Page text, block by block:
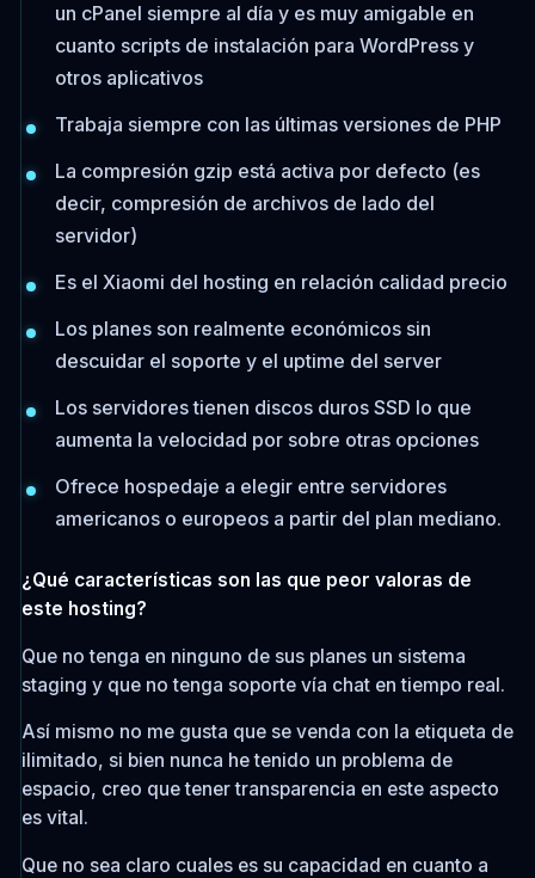
un cPanel siempre al día y es muy amigable en
cuanto scripts de instalación para WordPress y
otros aplicativos
Trabaja siempre con las últimas versiones de PHP
La compresión gzip está activa por defecto (es
decir, compresión de archivos de lado del
servidor)
Es el Xiaomi del hosting en relación calidad precio
Los planes son realmente económicos sin
descuidar el soporte y el uptime del server
Los servidores tienen discos duros SSD lo que
aumenta la velocidad por sobre otras opciones
Ofrece hospedaje a elegir entre servidores
americanos o europeos a partir del plan mediano.
¿Qué características son las que peor valoras de
este hosting?
Que no tenga en ninguno de sus planes un sistema
staging y que no tenga soporte vía chat en tiempo real.
Así mismo no me gusta que se venda con la etiqueta de
ilimitado, si bien nunca he tenido un problema de
espacio, creo que tener transparencia en este aspecto
es vital.
Que no sea claro cuales es su capacidad en cuanto a